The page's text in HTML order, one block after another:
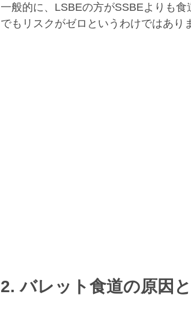
一般的に、LSBEの方がSSBEよりも
でもリスクがゼロというわけではあり
2. バレット食道の原因